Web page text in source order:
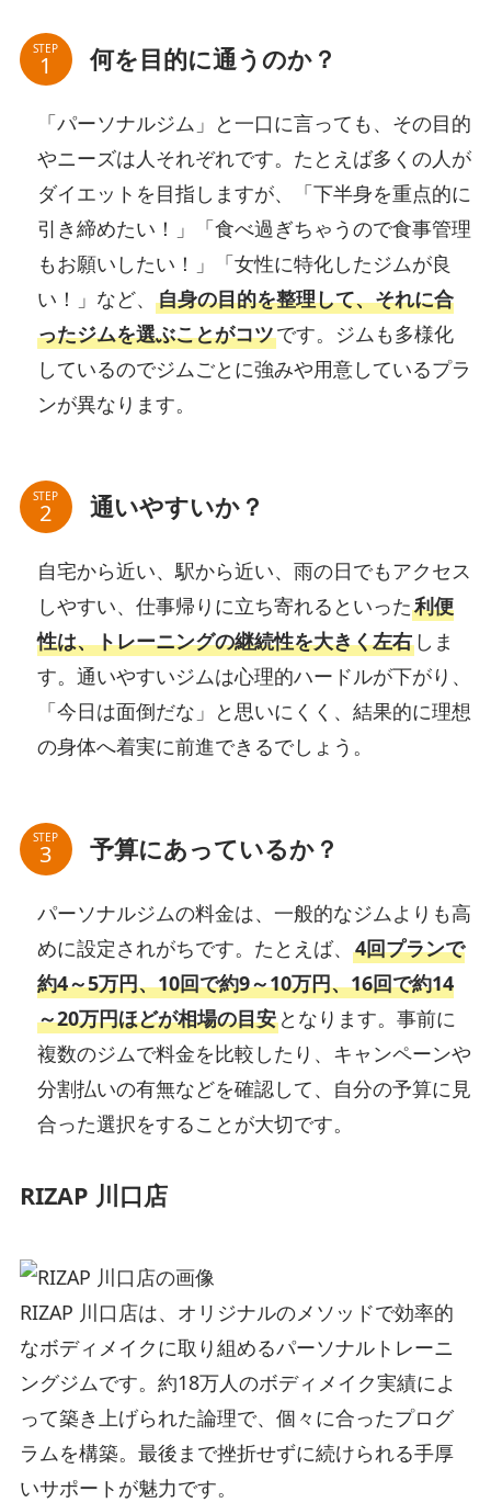
STEP 何を目的に通うのか？
「パーソナルジム」と一口に言っても、その目的
やニーズは人それぞれです。たとえば多くの人が
ダイエットを目指しますが、「下半身を重点的に
引き締めたい！」「食べ過ぎちゃうので食事管理
もお願いしたい！」「女性に特化したジムが良
い！」など、 自身の目的を整理して、それに合
ったジムを選ぶことがコツです。ジムも多様化
しているのでジムごとに強みや用意しているプラ
ンが異なります。
STEP 通いやすいか？
自宅から近い、駅から近い、雨の日でもアクセス
しやすい、仕事帰りに立ち寄れるといった利便
性は、トレーニングの継続性を大きく左右しま
す。通いやすいジムは心理的ハードルが下がり、
「今日は面倒だな」と思いにくく、結果的に理想
の身体へ着実に前進できるでしょう。
STEP 予算にあっているか？
パーソナルジムの料金は、一般的なジムよりも高
めに設定されがちです。たとえば、 4回プランで
約4～5万円、10回で約9～10万円、16回で約14
～20万円ほどが相場の目安となります。事前に
複数のジムで料金を比較したり、キャンペーンや
分割払いの有無などを確認して、自分の予算に見
合った選択をすることが大切です。
RIZAP 川口店
RIZAP 川口店は、オリジナルのメソッドで効率的
なボディメイクに取り組めるパーソナルトレーニ
ングジムです。約18万人のボディメイク実績によ
って築き上げられた論理で、個々に合ったプログ
ラムを構築。最後まで挫折せずに続けられる手厚
いサポートが魅力です。